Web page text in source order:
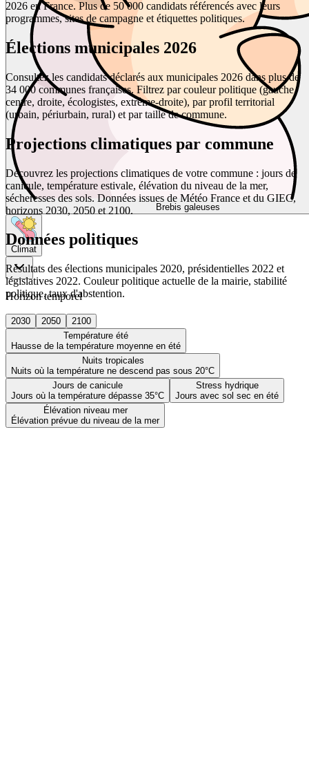
Brebis galeuses
Climat
Horizon temporel
2030 2050
2100
Température été
Hausse de la température moyenne en été
Nuits tropicales
Nuits où la température ne descend pas sous 20°C
Jours de canicule
Jours où la température dépasse 35°C
Stress hydrique
Jours avec sol sec en été
Élévation niveau mer
Élévation prévue du niveau de la mer
2026 en France. Plus de 50 000 candidats référencés avec leurs
programmes, sites de campagne et étiquettes politiques.
Élections municipales 2026
Consultez les candidats déclarés aux municipales 2026 dans plus de
34 000 communes françaises. Filtrez par couleur politique (gauche,
centre, droite, écologistes, extrême-droite), par profil territorial
(urbain, périurbain, rural) et par taille de commune.
Projections climatiques par commune
Découvrez les projections climatiques de votre commune : jours de
canicule, température estivale, élévation du niveau de la mer,
sécheresses des sols. Données issues de Météo France et du GIEC,
horizons 2030, 2050 et 2100.
Données politiques
Résultats des élections municipales 2020, présidentielles 2022 et
législatives 2022. Couleur politique actuelle de la mairie, stabilité
politique, taux d'abstention.